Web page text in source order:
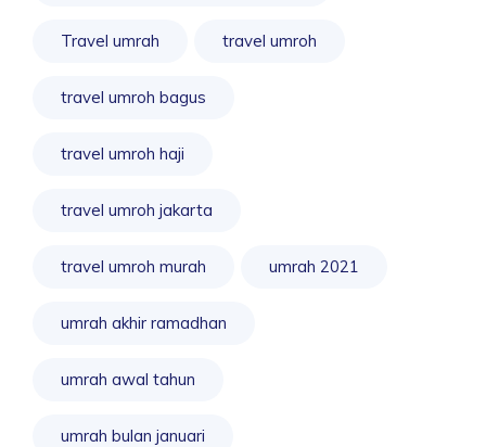
Travel umrah travel umroh
travel umroh bagus
travel umroh haji
travel umroh jakarta
travel umroh murah umrah 2021
umrah akhir ramadhan
umrah awal tahun
umrah bulan januari